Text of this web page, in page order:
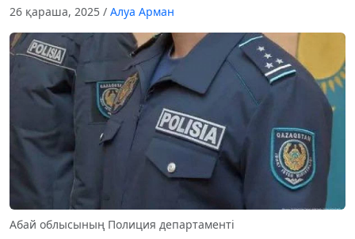
26 қараша, 2025 / Алуа Арман
Абай облысының Полиция департаменті